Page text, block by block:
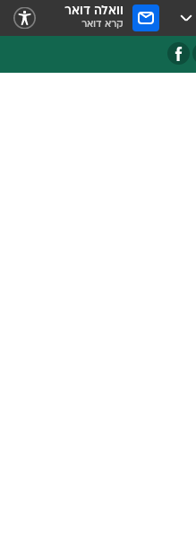
וואלה דואר
קרא דואר